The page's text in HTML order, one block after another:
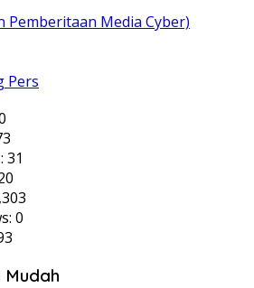
Pemberitaan Media Cyber)
Pers
31
0